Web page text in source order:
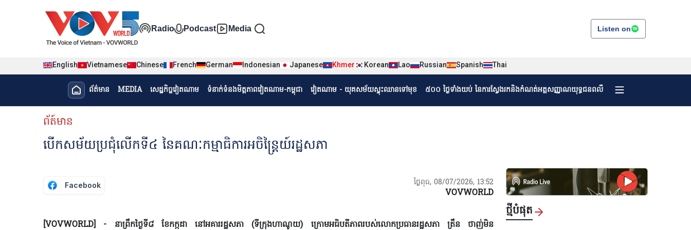
Đa phương tiện tiếng Khmer
Radio Podcast Media Listen on
English Vietnamese Chinese French German Indonesian Japanese Khmer Korean Lao Russian Spanish Thai
Menu trang chủ tiếng Khmer
ព័ត៌មាន​ MEDIA សេដ្ឋកិច្ចវៀតណាម ទំនាក់ទំនងមិត្តភាពវៀតណាម-កម្ពុជា វៀតណាម - យុគសម័យស្ទុះឈានទៅមុខ ៥០០ ថ្ងៃទាំងយប់ នៃការស្វែងរកនិងកំណត់អត្តសញ្ញាណយុទ្ធជនពលី
menu phụ tiếng Khmer
ព័ត៍មាន
បើកសម័យប្រជុំលើកទី៤ នៃគណៈកម្មាធិការអចិន្ត្រៃយ៍រដ្ឋសភា
Facebook ថ្ងៃពុធ, 08/07/2026, 13:52
VOVWORLD
[VOVWORLD] - នាព្រឹកថ្ងៃទី៨ ខែកក្កដា នៅអគាររដ្ឋសភា (ទីក្រុងហាណូយ) ក្រោមអធិបតីភាព​របស់លោកប្រធានរដ្ឋសភា ត្រឹន ថាញ់មិន
ថ្មីបំផុត